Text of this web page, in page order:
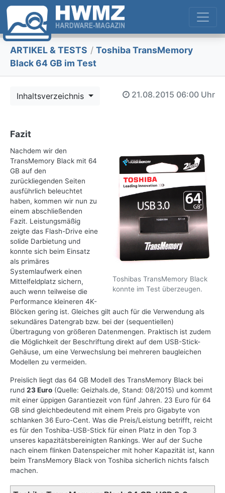
ARTIKEL & TESTS / Toshiba TransMemory
Black 64 GB im Test
Inhaltsverzeichnis 21.08.2015 06:00 Uhr
Fazit
Toshibas TransMemory Black
konnte im Test überzeugen.
Nachdem wir den
TransMemory Black mit 64
GB auf den
zurückliegenden Seiten
ausführlich beleuchtet
haben, kommen wir nun zu
einem abschließenden
Fazit. Leistungsmäßig
zeigte das Flash-Drive eine
solide Darbietung und
konnte sich beim Einsatz
als primäres
Systemlaufwerk einen
Mittelfeldplatz sichern,
auch wenn teilweise die
Performance kleineren 4K-
Blöcken gering ist. Gleiches gilt auch für die Verwendung als
sekundäres Datengrab bzw. bei der (sequentiellen)
Übertragung von größeren Datenmengen. Praktisch ist zudem
die Möglichkeit der Beschriftung direkt auf dem USB-Stick-
Gehäuse, um eine Verwechslung bei mehreren baugleichen
Modellen zu vermeiden.
Preislich liegt das 64 GB Modell des TransMemory Black bei
rund 23 Euro (Quelle: Geizhals.de, Stand: 08/2015) und kommt
mit einer üppigen Garantiezeit von fünf Jahren. 23 Euro für 64
GB sind gleichbedeutend mit einem Preis pro Gigabyte von
schlanken 36 Euro-Cent. Was die Preis/Leistung betrifft, reicht
es für den Toshiba-USB-Stick für einen Platz in den Top 3
unseres kapazitätsbereinigten Rankings. Wer auf der Suche
nach einem flinken Datenspeicher mit hoher Kapazität ist, kann
beim TransMemory Black von Toshiba sicherlich nichts falsch
machen.